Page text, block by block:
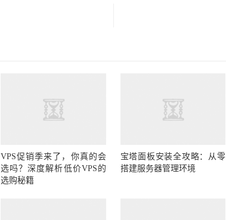
VPS促销季来了，你真的会
选吗？深度解析低价VPS的
选购秘籍
宝塔面板安装全攻略：从零
搭建服务器管理环境